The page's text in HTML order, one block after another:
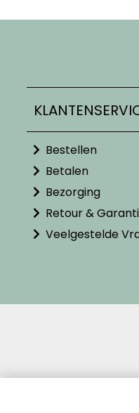
Bestellen
Betalen
Bezorging
Retour &
Veelgestelde